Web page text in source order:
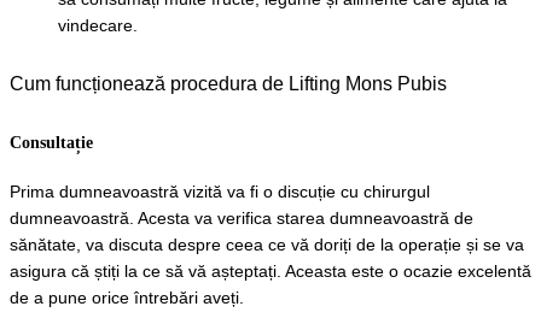
vindecare.
Cum funcționează procedura de Lifting Mons Pubis
Consultație
Prima dumneavoastră vizită va fi o discuție cu chirurgul
dumneavoastră. Acesta va verifica starea dumneavoastră de
sănătate, va discuta despre ceea ce vă doriți de la operație și se va
asigura că știți la ce să vă așteptați. Aceasta este o ocazie excelentă
de a pune orice întrebări aveți.